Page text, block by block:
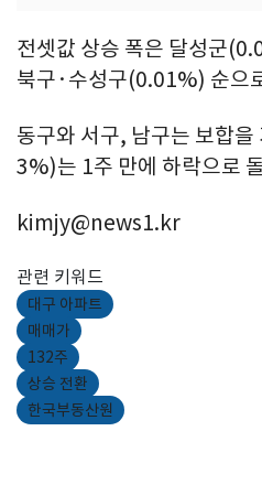
전셋값 상승 폭은 달성군
북구·수성구(0.01%) 순으
동구와 서구, 남구는 보합
3%)는 1주 만에 하락으로
kimjy@news1.kr
관련 키워드
대구 아파트
매매가
132주
상승 전환
한국부동산원